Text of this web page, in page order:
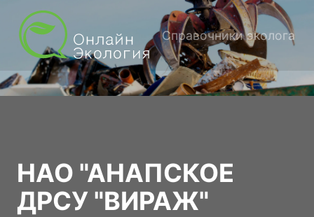
Справочники эколога
НАО "АНАПСКОЕ
ДРСУ "ВИРАЖ"